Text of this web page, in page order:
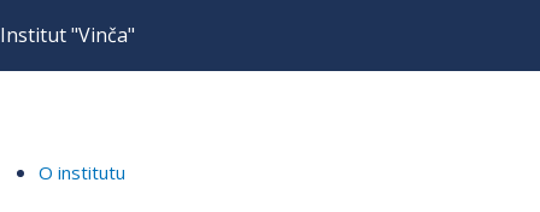
Institut "Vinča"
O institutu